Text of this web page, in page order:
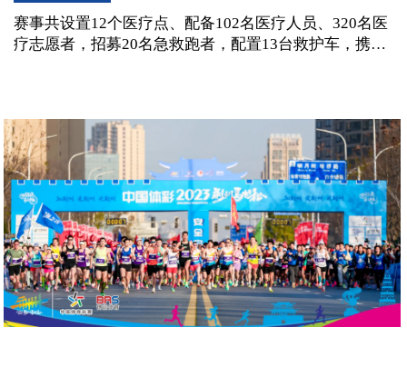
赛事共设置12个医疗点、配备102名医疗人员、320名医
疗志愿者，招募20名急救跑者，配置13台救护车，携带